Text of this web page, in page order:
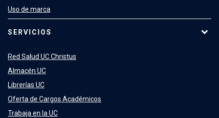
Uso de marca
SERVICIOS
Red Salud UC Christus
Almacén UC
Librerías UC
Oferta de Cargos Académicos
Trabaja en la UC